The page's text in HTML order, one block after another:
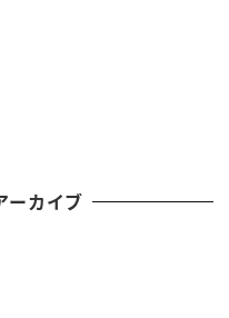
ないのと
るのが 民主
すよ
説明させて
カイブ